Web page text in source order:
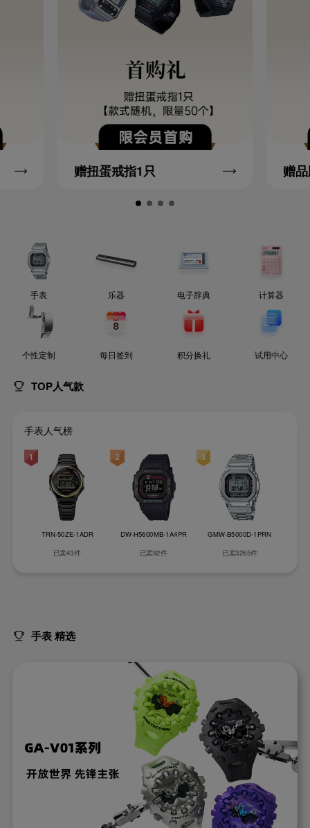
赠扭蛋戒指1只 赠
手表 乐器 电子辞典 计算器
个性定制 每日签到 积分换礼 试用中心
TOP人气款
手表人气榜
TRN-50ZE-1ADR
已卖43件
DW-H5600MB-1A4PR
已卖92件
GMW-B5000D-1PRN
已卖3265件
手表 精选